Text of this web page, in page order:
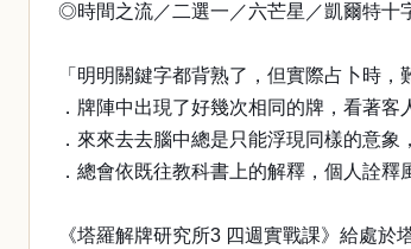
◎時間之流／二選一／六芒星／凱爾特十
「明明關鍵字都背熟了，但實際占卜時，
．牌陣中出現了好幾次相同的牌，看著
．來來去去腦中總是只能浮現同樣的意
．總會依既往教科書上的解釋，個人詮
《塔羅解牌研究所3 四週實戰課》給處於